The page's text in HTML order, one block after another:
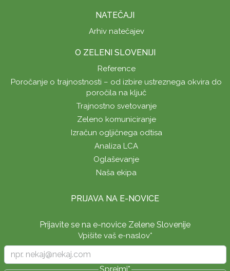
NATEČAJI
Arhiv natečajev
O ZELENI SLOVENIJI
Reference
Poročanje o trajnostnosti – od izbire ustreznega okvira do
poročila na ključ
Trajnostno svetovanje
Zeleno komuniciranje
Izračun ogljičnega odtisa
Analiza LCA
Oglaševanje
Naša ekipa
PRIJAVA NA E-NOVICE
Prijavite se na e-novice Zelene Slovenije
Vpišite vaš e-naslov*